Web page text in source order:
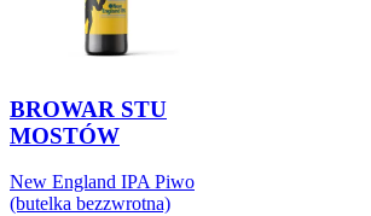
BROWAR STU
MOSTÓW
New England IPA Piwo
(butelka bezzwrotna)